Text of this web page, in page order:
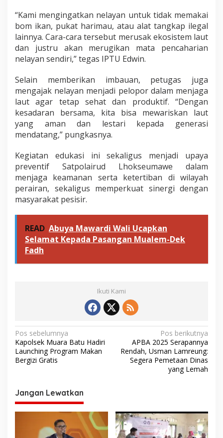
“Kami mengingatkan nelayan untuk tidak memakai
bom ikan, pukat harimau, atau alat tangkap ilegal
lainnya. Cara-cara tersebut merusak ekosistem laut
dan justru akan merugikan mata pencaharian
nelayan sendiri,” tegas IPTU Edwin.
Selain memberikan imbauan, petugas juga
mengajak nelayan menjadi pelopor dalam menjaga
laut agar tetap sehat dan produktif. “Dengan
kesadaran bersama, kita bisa mewariskan laut
yang aman dan lestari kepada generasi
mendatang,” pungkasnya.
Kegiatan edukasi ini sekaligus menjadi upaya
preventif Satpolairud Lhokseumawe dalam
menjaga keamanan serta ketertiban di wilayah
perairan, sekaligus memperkuat sinergi dengan
masyarakat pesisir.
READ Abuya Mawardi Wali Ucapkan
Selamat Kepada Pasangan Mualem-Dek
Fadh
Ikuti Kami
N
a
v
g
a
Pos sebelumnya
Kapolsek Muara Batu Hadiri
Launching Program Makan
Bergizi Gratis
Pos berikutnya
APBA 2025 Serapannya
Rendah, Usman Lamreung:
Segera Pemetaan Dinas
yang Lemah
Jangan Lewatkan